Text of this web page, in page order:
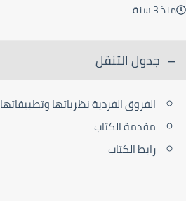
منذ 3 سنة
جدول التنقل
الفروق الفردية نظرياتها وتطبيقاتها
مقدمة الكتاب
رابط الكتاب